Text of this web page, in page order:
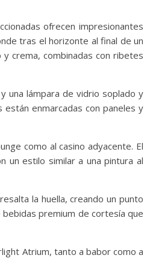
ofrecen impresionantes
tras el horizonte al final de un
crema, combinadas con ribetes
una lámpara de vidrio soplado y
enmarcadas con paneles y
como al casino adyacente. El
un estilo similar a una pintura al
la huella, creando un punto
premium de cortesía que
Atrium, tanto a babor como a